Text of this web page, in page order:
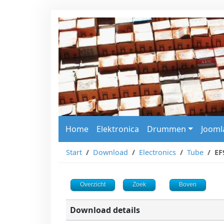
Home Elektronica Drummen
Start Download Electronics Tube
Overzicht Zoek Boven
Download details